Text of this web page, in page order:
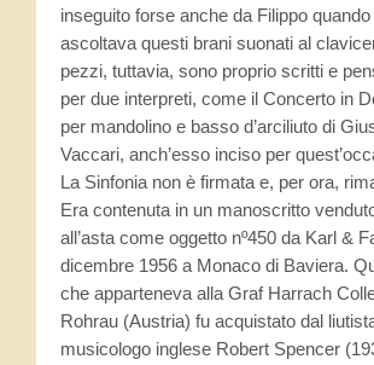
inseguito forse anche da Filippo quando
ascoltava questi brani suonati al
pezzi, tuttavia, sono proprio scritti e
per due interpreti, come il Concerto in
per mandolino e basso d’arciliuto di
Vaccari, anch’esso inciso per
La Sinfonia non è firmata e, per ora,
Era contenuta in un manoscritto
all’asta come oggetto nº450 da Karl &
dicembre 1956 a Monaco di Baviera.
che apparteneva alla Graf Harrach
Rohrau (Austria) fu acquistato dal
musicologo inglese Robert Spencer